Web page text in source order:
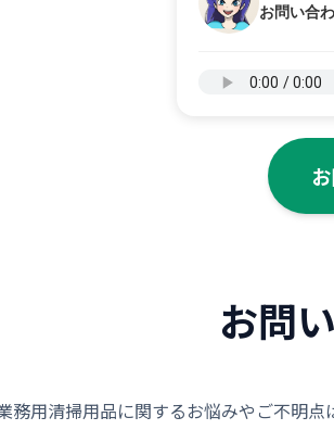
お問い合
お問
務用清掃用品に関するお悩みやご不明点